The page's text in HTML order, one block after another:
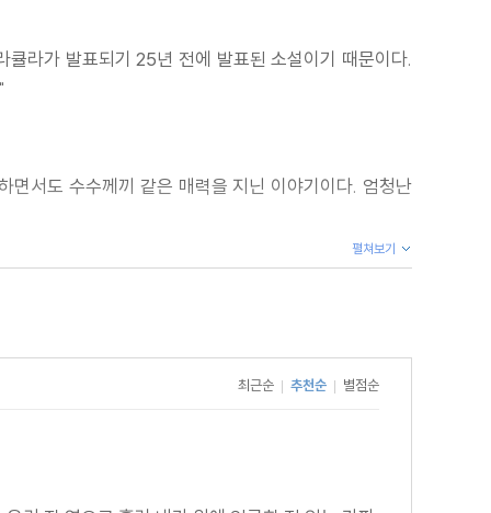
라가 발표되기 25년 전에 발표된 소설이기 때문이다.
면서도 수수께끼 같은 매력을 지닌 이야기이다. 엄청난
게 만든다."
펼쳐보기
최근순 | 추천순 | 별점순